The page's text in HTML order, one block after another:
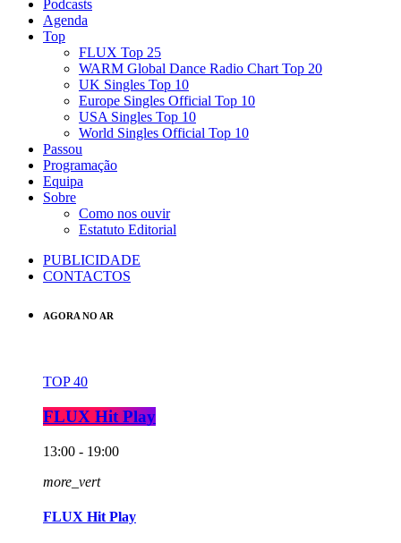
Podcasts
Agenda
Top
FLUX Top 25
WARM Global Dance Radio Chart Top 20
UK Singles Top 10
Europe Singles Official Top 10
USA Singles Top 10
World Singles Official Top 10
Passou
Programação
Equipa
Sobre
Como nos ouvir
Estatuto Editorial
PUBLICIDADE
CONTACTOS
AGORA NO AR
TOP 40
FLUX Hit Play
13:00 - 19:00
more_vert
FLUX Hit Play